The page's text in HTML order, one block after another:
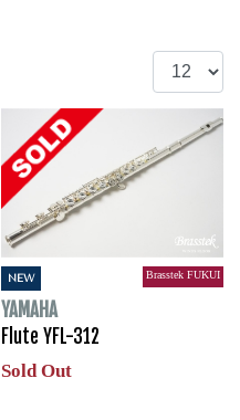
NEW Brasstek FUKUI
YAMAHA
Flute YFL-312
Sold Out